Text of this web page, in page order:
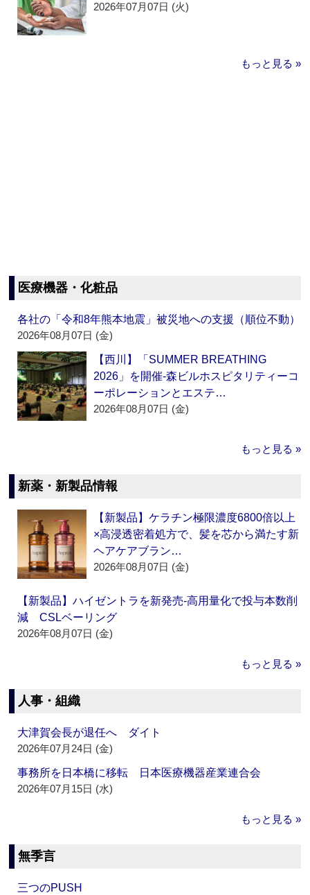
2026年07月07日 (火)
もっと見る »
医療機器・化粧品
各社の「令和8年熊本地震」被災地への支援（順位不動）
2026年08月07日 (金)
【西川】「SUMMER BREATHING
2026」を開催‐森ビルホスピタリティーコ
ーポレーションとエステ…
2026年08月07日 (金)
もっと見る »
新薬・新製品情報
【新製品】ケラチン極限濃度6800倍以上
×高浸透密着処方で、髪を芯から満たす新
ヘアケアブラン…
2026年08月07日 (金)
【新製品】ハイゼントラを新発売‐高用量化で投与本数削
減 CSLベーリング
2026年08月07日 (金)
もっと見る »
人事・組織
大津賀会長が退任へ ダイト
2026年07月24日 (金)
事務所を日本橋に移転 日本医療機器産業連合会
2026年07月15日 (水)
もっと見る »
無季言
三つのPUSH